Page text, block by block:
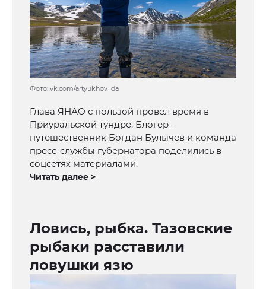
Фото: vk.com/artyukhov_da
Глава ЯНАО с пользой провел время в
Приуральской тундре. Блогер-
путешественник Богдан Булычев и команда
пресс-службы губернатора поделились в
соцсетях материалами.
Читать далее >
Ловись, рыбка. Тазовские
рыбаки расставили
ловушки язю